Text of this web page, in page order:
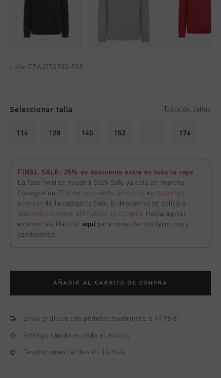
code: CSAJ253200-998
Seleccionar talla Tabla de tallas
116 128 140 152 176
FINAL SALE: 25% de descuento extra en toda la ropa
La fase final de nuestra SS26 Sale ya está en marcha.
Consigue un 25% de descuento adicional en todas las
prendas de la categoría Sale. El descuento se aplicará
automáticamente al finalizar la compra. Hasta agotar
existencias. Haz clic aquí para consultar los términos y
condiciones.
AÑADIR AL CARRITO DE COMPRA
Envío gratuito con pedidos superiores a 99,95 €
Entrega rápida en todo el mundo
Devoluciones fáciles en 14 días